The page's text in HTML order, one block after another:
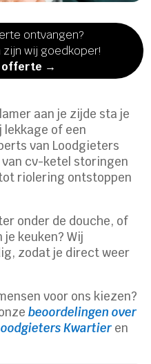
ontvangen?
wij goedkoper!
offerte →
aan je zijde sta je
of een
van Loodgieters
cv-ketel storingen
riolering ontstoppen
onder de douche, of
keuken? Wij
zodat je direct weer
voor ons kiezen?
beoordelingen over
Kwartier en